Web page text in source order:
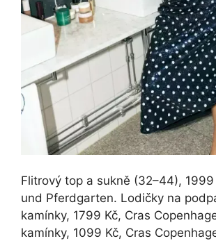
Flitrový top a sukně (32–44), 1999
und Pferdgarten. Lodičky na
kamínky, 1799 Kč, Cras
kamínky, 1099 Kč, Cras